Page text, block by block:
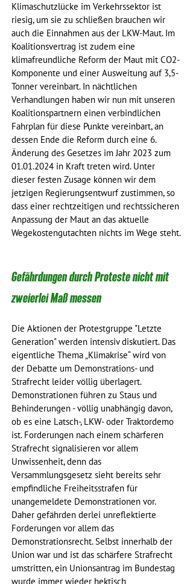
Klimaschutzlücke im Verkehrssektor ist
riesig, um sie zu schließen brauchen wir
auch die Einnahmen aus der LKW-Maut. Im
Koalitionsvertrag ist zudem eine
klimafreundliche Reform der Maut mit CO2-
Komponente und einer Ausweitung auf 3,5-
Tonner vereinbart. In nächtlichen
Verhandlungen haben wir nun mit unseren
Koalitionspartnern einen verbindlichen
Fahrplan für diese Punkte vereinbart, an
dessen Ende die Reform durch eine 6.
Änderung des Gesetzes im Jahr 2023 zum
01.01.2024 in Kraft treten wird. Unter
dieser festen Zusage können wir dem
jetzigen Regierungsentwurf zustimmen, so
dass einer rechtzeitigen und rechtssicheren
Anpassung der Maut an das aktuelle
Wegekostengutachten nichts im Wege steht.
Gefährdungen durch Proteste nicht mit
zweierlei Maß messen
Die Aktionen der Protestgruppe "Letzte
Generation" werden intensiv diskutiert. Das
eigentliche Thema „Klimakrise“ wird von
der Debatte um Demonstrations- und
Strafrecht leider völlig überlagert.
Demonstrationen führen zu Staus und
Behinderungen - völlig unabhängig davon,
ob es eine Latsch-, LKW- oder Traktordemo
ist. Forderungen nach einem schärferen
Strafrecht signalisieren vor allem
Unwissenheit, denn das
Versammlungsgesetz sieht bereits sehr
empfindliche Freiheitsstrafen für
unangemeldete Demonstrationen vor.
Daher gefährden derlei unreflektierte
Forderungen vor allem das
Demonstrationsrecht. Selbst innerhalb der
Union war und ist das schärfere Strafrecht
umstritten, ein Unionsantrag im Bundestag
wurde immer wieder hektisch